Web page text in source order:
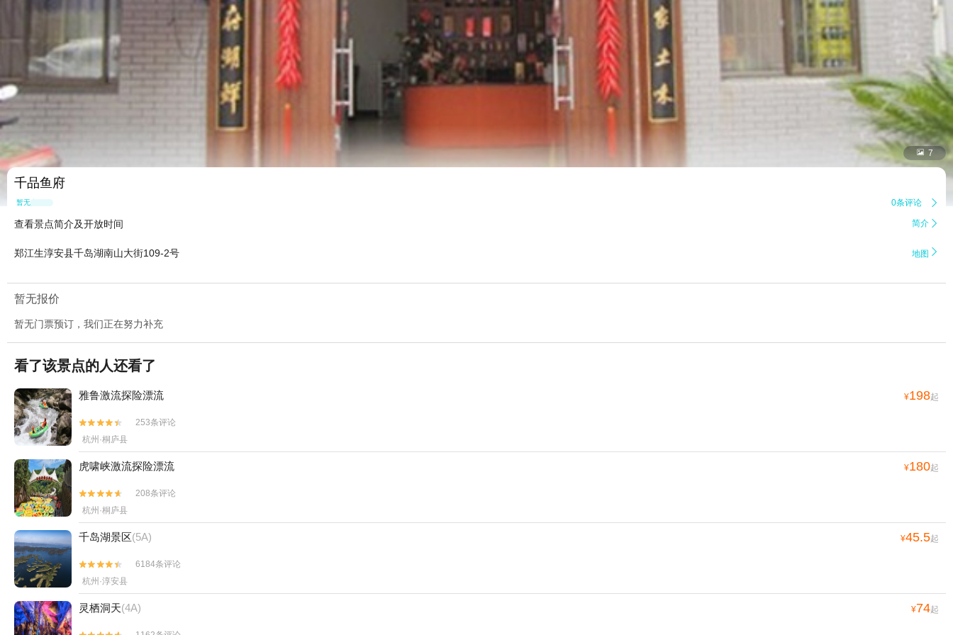
 7
千品鱼府
暂无点评 0条评论 
查看景点简介及开放时间 简介 
郑江生淳安县千岛湖南山大街109-2号 地图 
暂无报价
暂无门票预订，我们正在努力补充
看了该景点的人还看了
雅鲁激流探险漂流 ¥198起


253条评论
杭州·桐庐县
虎啸峡激流探险漂流 ¥180起


208条评论
杭州·桐庐县
千岛湖景区(5A) ¥45.5起


6184条评论
杭州·淳安县
灵栖洞天(4A) ¥74起